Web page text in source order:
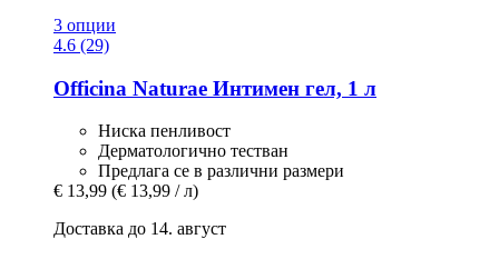
3 опции
4.6 (29)
Officina Naturae Интимен гел, 1 л
Ниска пенливост
Дерматологично тестван
Предлага се в различни размери
€ 13,99 (€ 13,99 / л)
Доставка до 14. август